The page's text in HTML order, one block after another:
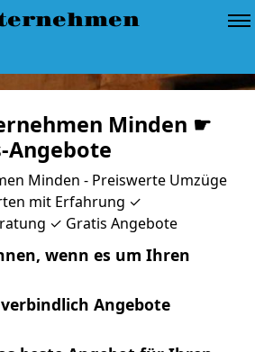
Minden ☛
Angebote
Minden - Preiswerte Umzüge
mit Erfahrung ✓
✓ Gratis Angebote
wenn es um Ihren
Angebote